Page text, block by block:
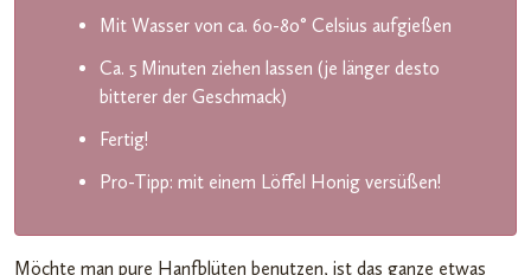
Mit Wasser von ca. 60-80° Celsius aufgießen
Ca. 5 Minuten ziehen lassen (je länger desto
bitterer der Geschmack)
Fertig!
Pro-Tipp: mit einem Löffel Honig versüßen!
Möchte man pure Hanfblüten benutzen, ist das ganze etwas